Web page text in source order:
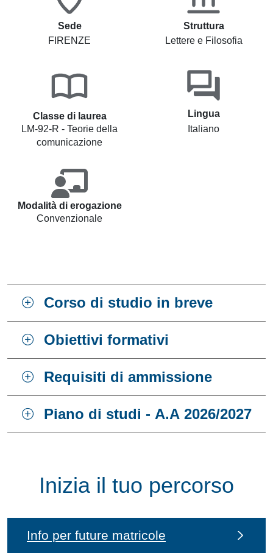
Sede
FIRENZE
Struttura
Lettere e Filosofia
Classe di laurea
LM-92-R - Teorie della
comunicazione
Lingua
Italiano
Modalità di erogazione
Convenzionale
Corso di studio in breve
Obiettivi formativi
Requisiti di ammissione
Piano di studi - A.A 2026/2027
Inizia il tuo percorso
Info per future matricole